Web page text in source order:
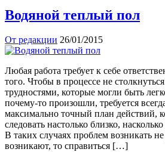
Водяной теплый пол
От редакции 26/01/2015
Любая работа требует к себе
того. Чтобы в процессе не
трудностями, которые могли быть
почему-то произошли, требуется
максимально точный план действий,
следовать настолько близко,
В таких случаях проблем возникать
возникают, то справиться […]